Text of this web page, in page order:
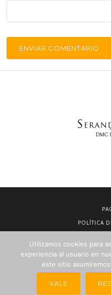
POLÍTICA
POLÍTICA
Utilizamos cookies para
experiencia al usuario en
este sitio
VALE